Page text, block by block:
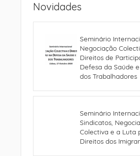
Novidades
Seminário
Negociação
Direitos de
Defesa da Saúde
dos Trabalhadores
Seminário
Sindicatos,
Colectiva e a Luta
Direitos dos